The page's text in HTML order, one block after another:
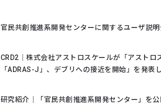
官民共創推進系開発センターに関するユーザ説
CRD2｜株式会社アストロスケールが「アストロ
「ADRAS-J」、デブリへの接近を開始」を発表
研究紹介｜「官民共創推進系開発センター」を公